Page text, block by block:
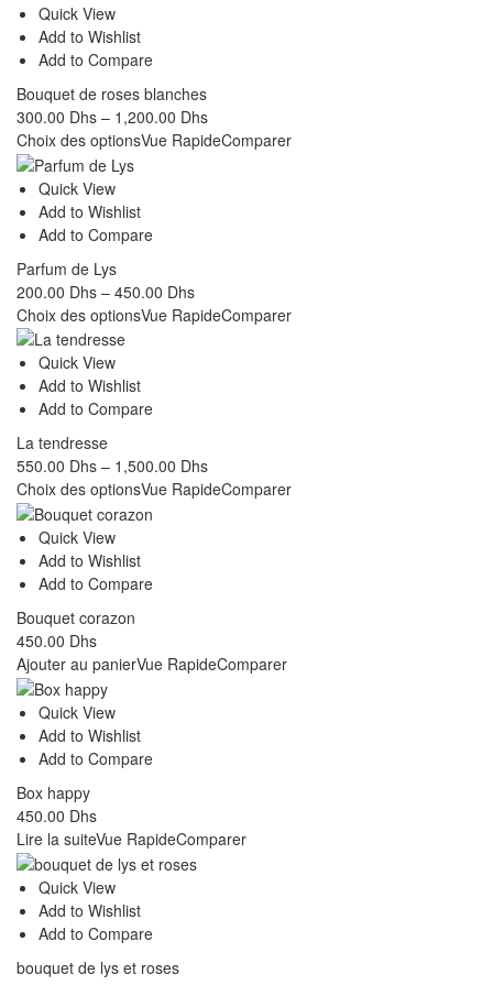
Quick View
Add to Wishlist
Add to Compare
Bouquet de roses blanches
300.00 Dhs – 1,200.00 Dhs
Choix des optionsVue RapideComparer
Quick View
Add to Wishlist
Add to Compare
Parfum de Lys
200.00 Dhs – 450.00 Dhs
Choix des optionsVue RapideComparer
Quick View
Add to Wishlist
Add to Compare
La tendresse
550.00 Dhs – 1,500.00 Dhs
Choix des optionsVue RapideComparer
Quick View
Add to Wishlist
Add to Compare
Bouquet corazon
450.00 Dhs
Ajouter au panierVue RapideComparer
Quick View
Add to Wishlist
Add to Compare
Box happy
450.00 Dhs
Lire la suiteVue RapideComparer
Quick View
Add to Wishlist
Add to Compare
bouquet de lys et roses